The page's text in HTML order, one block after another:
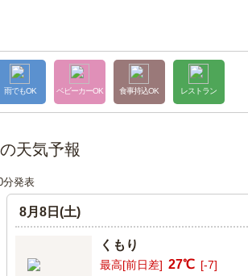
雨でもOK ベビーカーOK 食事持込OK レストラン
天気予報
分発表
8月8日(土)
くもり
最高[前日差] 27℃ [-7]